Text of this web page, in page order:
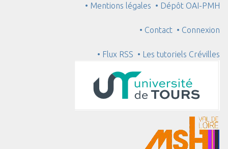
• Mentions légales • Dépôt OAI-PMH
• Contact • Connexion
• Flux RSS • Les tutoriels Crévilles